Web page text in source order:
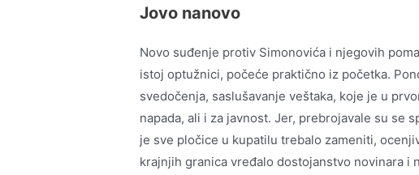
Jovo nanovo
Novo suđenje protiv Simonovića i njegovih
istoj optužnici, počeće praktično iz početka.
svedočenja, saslušavanje veštaka, koje je u
napada, ali i za javnost. Jer, prebrojavale su se
je sve pločice u kupatilu trebalo zameniti,
krajnjih granica vređalo dostojanstvo novinara i